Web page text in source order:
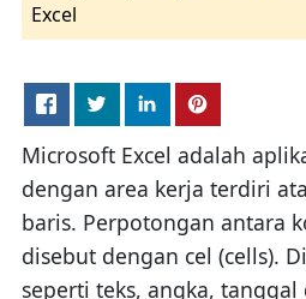
Excel
Microsoft Excel adalah
dengan area kerja terdiri
baris. Perpotongan antara
disebut dengan cel (cells).
seperti teks, angka, tanggal